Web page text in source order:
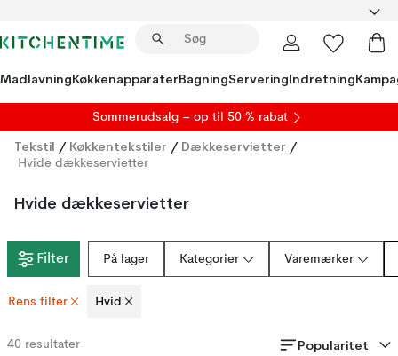
MadlavningKøkkenapparaterBagningServeringIndretning
Sommerudsalg – op til 50 % rabat
Tekstil / Køkkentekstiler / Dækkeservietter /
Hvide dækkeservietter
Hvide dækkeservietter
Filter På lager Kategorier Varemærker
Rens filter Hvid
40 resultater Popularitet